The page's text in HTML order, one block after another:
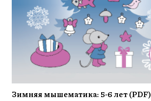
Зимняя мышематика: 5-6 лет (PDF)